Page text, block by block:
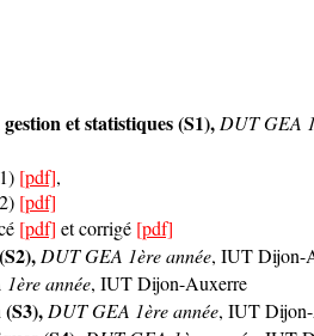
et statistiques (S1), DUT GEA
[pdf],
[pdf]
[pdf] et corrigé [pdf]
DUT GEA 1ère année, IUT Dijon-
année, IUT Dijon-Auxerre
DUT GEA 1ère année, IUT